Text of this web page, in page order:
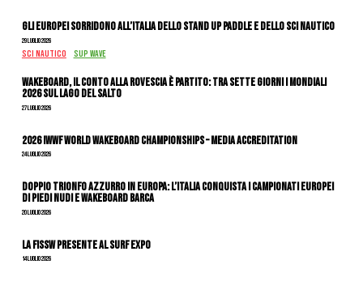
Gli Europei sorridono all’Italia dello stand up paddle e dello sci nautico
29 Luglio 2026
SCI NAUTICO SUP WAVE
Wakeboard, il conto alla rovescia è partito: tra sette giorni i Mondiali
2026 sul Lago del Salto
27 Luglio 2026
2026 IWWF WORLD WAKEBOARD CHAMPIONSHIPS – MEDIA ACCREDITATION
24 Luglio 2026
DOPPIO TRIONFO AZZURRO IN EUROPA: L’ITALIA CONQUISTA I CAMPIONATI EUROPEI
DI PIEDI NUDI E WAKEBOARD BARCA
20 Luglio 2026
La FISSW presente al Surf Expo
14 Luglio 2026